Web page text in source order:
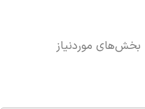
بخش‌های موردنیاز